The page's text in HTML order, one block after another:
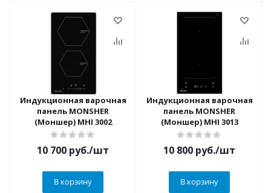
Индукционная варочная
панель MONSHER
(Моншер) MHI 3002
10 700 руб./шт
В корзину
Индукционная варочная
панель MONSHER
(Моншер) MHI 3013
10 800 руб./шт
В корзину